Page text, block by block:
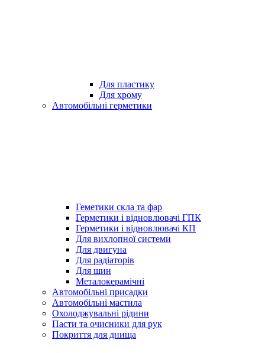
Для пластику
Для хрому
Автомобільні герметики
Геметики скла та фар
Герметики і відновлювачі ГПК
Герметики і відновлювачі КП
Для вихлопної системи
Для двигуна
Для радіаторів
Для шин
Металокерамічні
Автомобільні присадки
Автомобільні мастила
Охолоджувальні рідини
Пасти та очисники для рук
Покриття для днища